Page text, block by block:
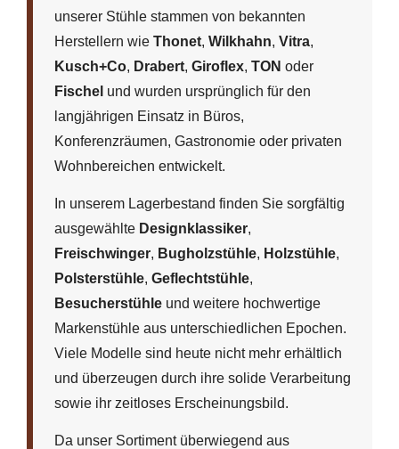
unserer Stühle stammen von bekannten
Herstellern wie Thonet, Wilkhahn, Vitra,
Kusch+Co, Drabert, Giroflex, TON oder
Fischel und wurden ursprünglich für den
langjährigen Einsatz in Büros,
Konferenzräumen, Gastronomie oder privaten
Wohnbereichen entwickelt.
In unserem Lagerbestand finden Sie sorgfältig
ausgewählte Designklassiker,
Freischwinger, Bugholzstühle, Holzstühle,
Polsterstühle, Geflechtstühle,
Besucherstühle und weitere hochwertige
Markenstühle aus unterschiedlichen Epochen.
Viele Modelle sind heute nicht mehr erhältlich
und überzeugen durch ihre solide Verarbeitung
sowie ihr zeitloses Erscheinungsbild.
Da unser Sortiment überwiegend aus